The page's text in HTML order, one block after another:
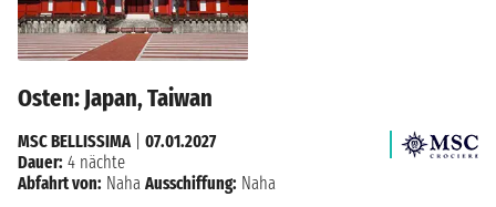
Osten: Japan, Taiwan
MSC BELLISSIMA
07.01.2027
Dauer: 4 nächte
Abfahrt von: Naha Ausschiffung: Naha